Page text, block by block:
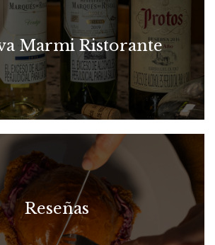
Marmi Ristorante
Reseñas